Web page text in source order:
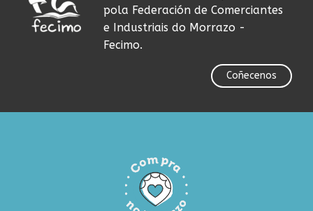
pola Federación de Comerciantes
e Industriais do Morrazo -
Fecimo.
Coñecenos